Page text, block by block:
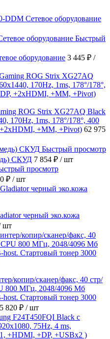
DDM Сетевое оборудование
Быстрый
оборудование 3 445 ₽ /
ROG Strix XG27AQ Black
170Hz, 1ms, 178°/178°, 400
+MM, +Pivot) 62 975
Быстрый просмотр
СКУД 7 854 ₽ / шт
просмотр
₽ / шт
черный эко.кожа
шт
копир/сканер/факс, 40 стр/
800 МГц, 2048/4096 Мб
Стартовый тонер 3000
820 ₽ / шт